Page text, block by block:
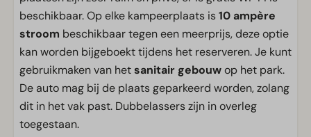
beschikbaar. Op elke kampeerplaats is10 ampère
stroom beschikbaar tegen een meerprijs, deze optie
kan worden bijgeboekt tijdens het reserveren. Je kunt
gebruikmaken van hetsanitair gebouwop het park.
De auto mag bij de plaats geparkeerd worden, zolang
dit in het vak past. Dubbelassers zijn in overleg
toegestaan.